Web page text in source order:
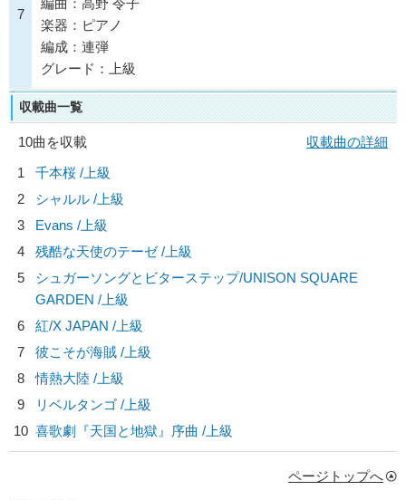
7
編曲：高野 令子
楽器：ピアノ
編成：連弾
グレード：上級
収載曲一覧
10曲を収載
収載曲の詳細
1
千本桜 /上級
2
シャルル /上級
3
Evans /上級
4
残酷な天使のテーゼ /上級
5
シュガーソングとビターステップ/UNISON SQUARE
GARDEN /上級
6
紅/X JAPAN /上級
7
彼こそが海賊 /上級
8
情熱大陸 /上級
9
リベルタンゴ /上級
10 喜歌劇『天国と地獄』序曲 /上級
ページトップへ